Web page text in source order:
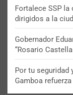
Fortalece SSP
dirigidos a la
Gobernador
“Rosario
Por tu seguridad
Gamboa